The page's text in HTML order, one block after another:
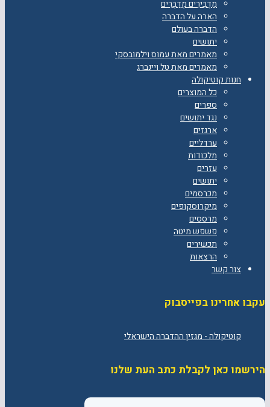
מַדְבִּירִים מְדַבְּרִים
הארה על הדברה
הדברה בעולם
יתושים
מאמרים מאת עמוס וילמובסקי
מאמרים מאת טל ויינברג
חנות קוטיקולה
כל המוצרים
ספרים
נגד יתושים
ארגזים
ערדליים
מלכודות
עזרים
יתושים
מכרסמים
מיקרוסקופים
מרססים
פשפש מיטה
תכשירים
הרצאות
צור קשר
עקבו אחרינו בפייסבוק
הירשמו כאן לקבלת כתב העת שלנו